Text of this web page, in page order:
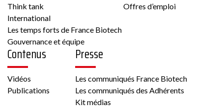
Think tank
International
Les temps forts de France Biotech
Gouvernance et équipe
Offres d’emploi
Contenus
Vidéos
Publications
Presse
Les communiqués France Biotech
Les communiqués des Adhérents
Kit médias